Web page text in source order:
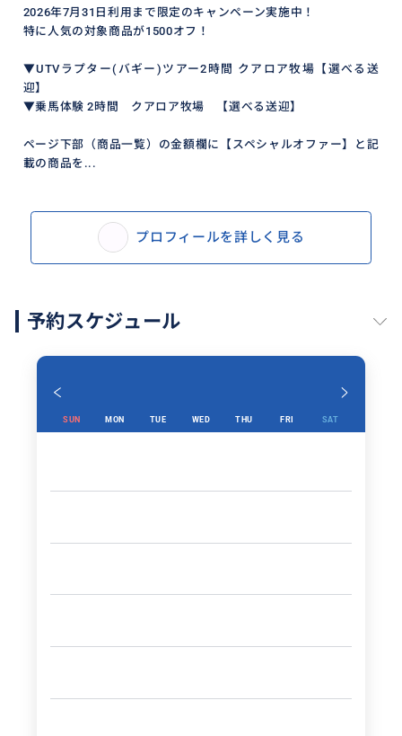
しみいただけます。
2026年7月31日利用まで限定のキャンペーン実施中！
特に人気の対象商品が1500オフ！
▼UTVラプター(バギー)ツアー2時間 クアロア牧場【選べる送
迎】
▼乗馬体験 2時間 クアロア牧場 【選べる送迎】
ページ下部（商品一覧）の金額欄に【スペシャルオファー】と記
載の商品を...
プロフィールを詳しく見る
予約スケジュール
SUN MON TUE WED THU FRI SAT